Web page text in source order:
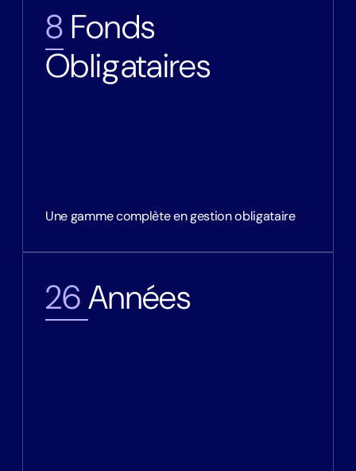
8 Fonds
Obligataires
Une gamme complète en gestion obligataire
26Années